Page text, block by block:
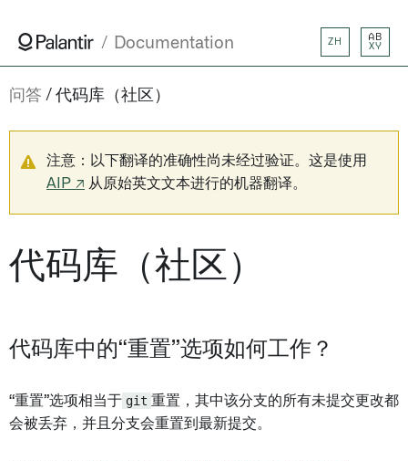
Documentation ZH
AB
XY
问答 代码库（社区）
注意：以下翻译的准确性尚未经过验证。这是使用
AIP ↗ 从原始英文文本进行的机器翻译。
代码库（社区）
代码库中的“重置”选项如何工作？
“重置”选项相当于 git 重置，其中该分支的所有未提交更改都
会被丢弃，并且分支会重置到最新提交。